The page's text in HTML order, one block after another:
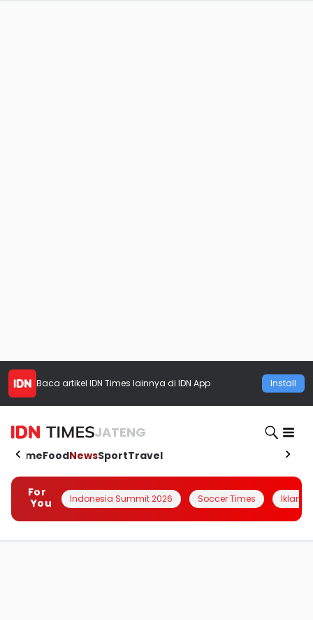
Baca artikel IDN Times lainnya di IDN App Install
JATENG
HomeFoodNewsSportTravel
For
You
Indonesia Summit 2026 Soccer Times Iklanin